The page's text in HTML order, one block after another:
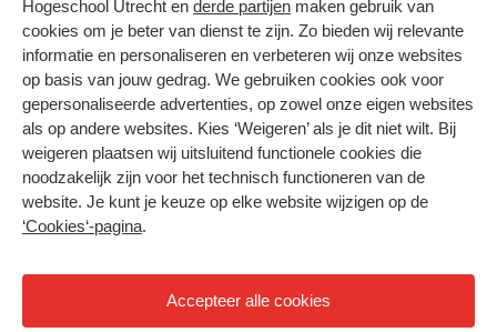
Hogeschool Utrecht en derde partijen maken gebruik van
cookies om je beter van dienst te zijn. Zo bieden wij relevante
informatie en personaliseren en verbeteren wij onze websites
op basis van jouw gedrag. We gebruiken cookies ook voor
gepersonaliseerde advertenties, op zowel onze eigen websites
als op andere websites. Kies ‘Weigeren’ als je dit niet wilt. Bij
weigeren plaatsen wij uitsluitend functionele cookies die
noodzakelijk zijn voor het technisch functioneren van de
website. Je kunt je keuze op elke website wijzigen op de
‘Cookies‘-pagina.
Accepteer alle cookies
Contact
Master
Post-master
Studiekeuze deeltijd
HU Bibliotheek
HU Ontwikkelt
Duurzame HU
Intranet
Trajectum
Hier komt alles samen
Colofon
Privacy
Cookies
Nieuwsbrief